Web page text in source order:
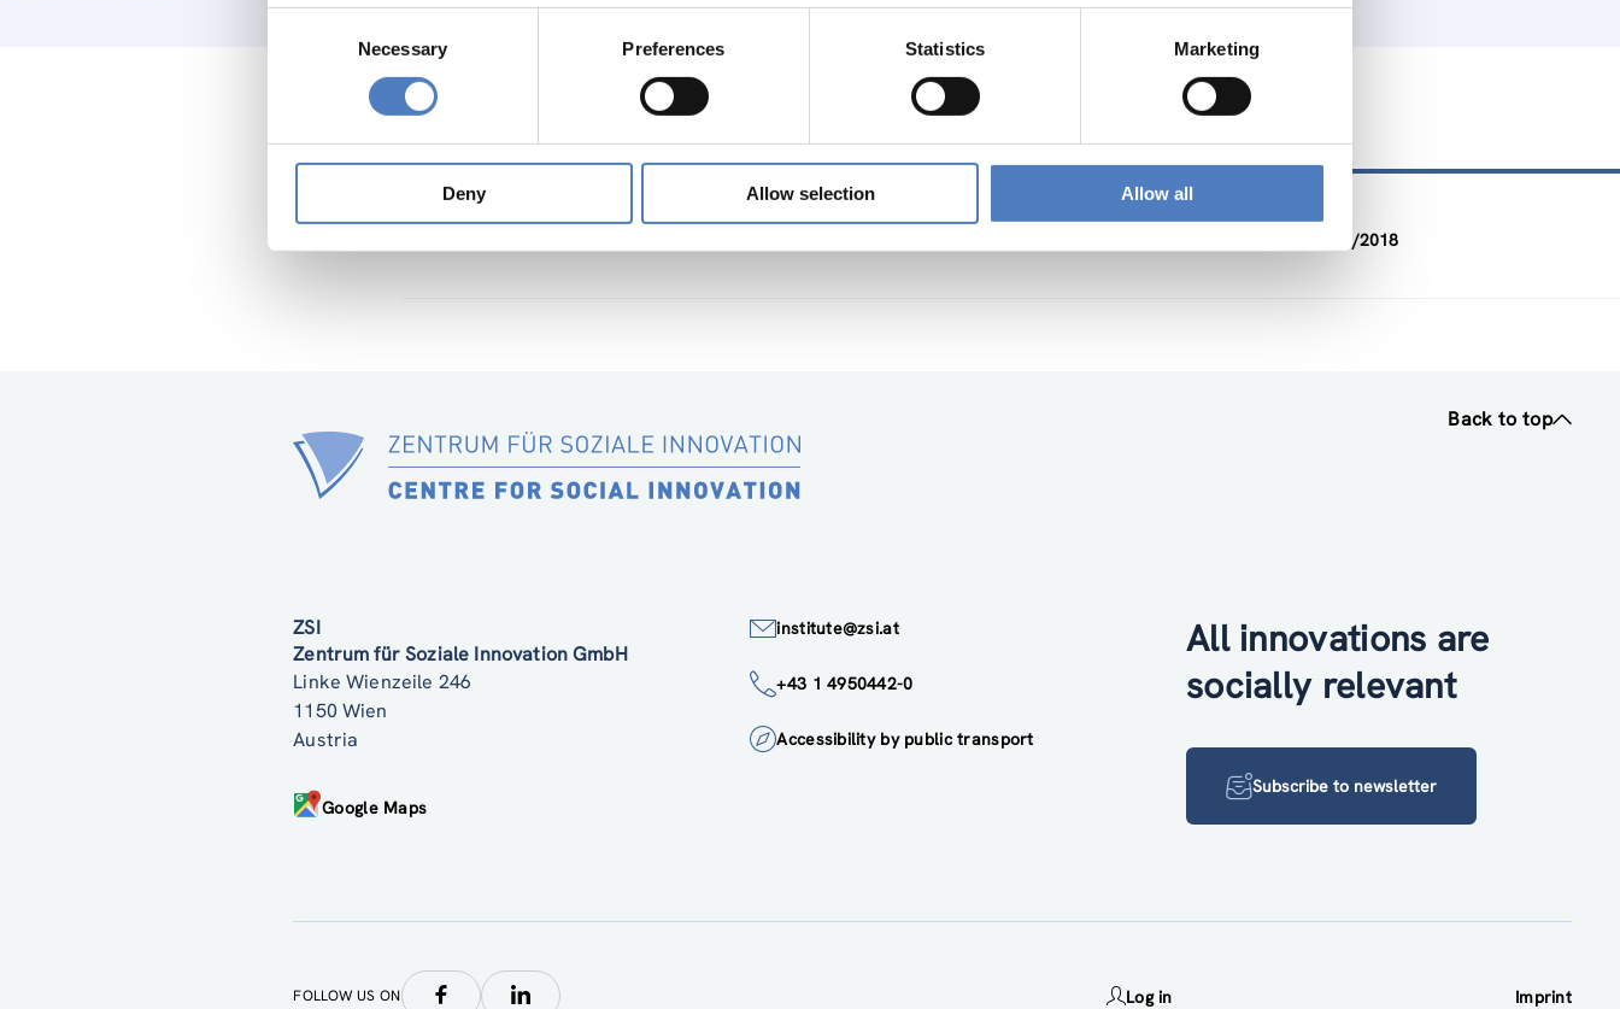
Necessary Preferences Statistics Marketing
Deny Allow selection Allow all
Similar Projects
Evaluierung der Sommerkollegs 2018
07/2018 — 11/2018
Back to top
ZSI
Zentrum für Soziale Innovation GmbH
Linke Wienzeile 246
1150 Wien
Austria
Google Maps
institute@zsi.at
+43 1 4950442-0
Accessibility by public transport
All innovations are
socially relevant
Subscribe to newsletter
FOLLOW US ON Log in Imprint